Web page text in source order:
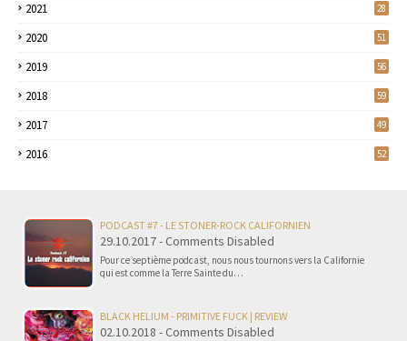
2021 28
2020 51
2019 56
2018 59
2017 49
2016 52
PODCAST #7 - LE STONER-ROCK CALIFORNIEN
29.10.2017 - Comments Disabled
Pour ce septième podcast, nous nous tournons vers la Californie
qui est comme la Terre Sainte du…
BLACK HELIUM - PRIMITIVE FUCK | REVIEW
02.10.2018 - Comments Disabled